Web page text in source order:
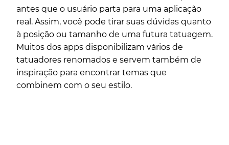
antes que o usuário parta para uma aplicação
real. Assim, você pode tirar suas dúvidas quanto
à posição ou tamanho de uma futura tatuagem.
Muitos dos apps disponibilizam vários de
tatuadores renomados e servem também de
inspiração para encontrar temas que
combinem com o seu estilo.